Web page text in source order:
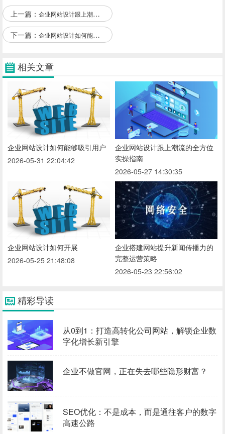
上一篇： 企业网站设计跟上潮流的全方位实操指南
下一篇： 企业网站设计如何能够吸引用户
相关文章
企业网站设计如何能够吸引用户
2026-05-31 22:04:42
企业网站设计跟上潮流的全方位
实操指南
2026-05-27 14:30:35
企业网站设计如何开展
2026-05-25 21:48:08
企业搭建网站提升新闻传播力的
完整运营策略
2026-05-23 22:56:02
精彩导读
从0到1：打造高转化公司网站，解锁企业数
字化增长新引擎
企业不做官网，正在失去哪些隐形财富？
SEO优化：不是成本，而是通往客户的数字
高速公路